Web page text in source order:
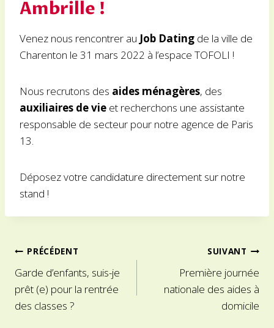
Ambrille !
Venez nous rencontrer au Job Dating de la ville de
Charenton le 31 mars 2022 à l’espace TOFOLI !
Nous recrutons des aides ménagères, des
auxiliaires de vie et recherchons une assistante
responsable de secteur pour notre agence de Paris
13.
Déposez votre candidature directement sur notre
stand !
Navigation
de
l’article
PRÉCÉDENT
Garde d’enfants, suis-je
prêt (e) pour la rentrée
des classes ?
SUIVANT
Première journée
nationale des aides à
domicile